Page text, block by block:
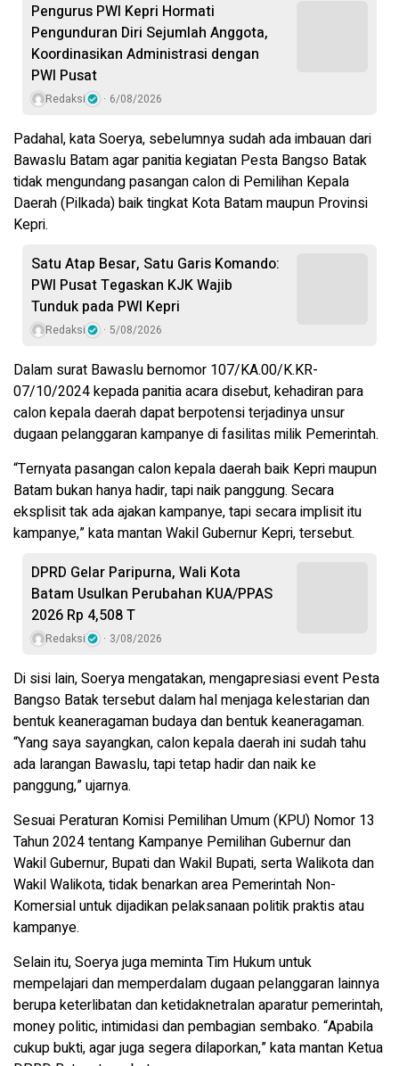
Pengurus PWI Kepri Hormati
Pengunduran Diri Sejumlah Anggota,
Koordinasikan Administrasi dengan
PWI Pusat
Redaksi 6/08/2026
Padahal, kata Soerya, sebelumnya sudah ada imbauan dari
Bawaslu Batam agar panitia kegiatan Pesta Bangso Batak
tidak mengundang pasangan calon di Pemilihan Kepala
Daerah (Pilkada) baik tingkat Kota Batam maupun Provinsi
Kepri.
Satu Atap Besar, Satu Garis Komando:
PWI Pusat Tegaskan KJK Wajib
Tunduk pada PWI Kepri
Redaksi 5/08/2026
Dalam surat Bawaslu bernomor 107/KA.00/K.KR-
07/10/2024 kepada panitia acara disebut, kehadiran para
calon kepala daerah dapat berpotensi terjadinya unsur
dugaan pelanggaran kampanye di fasilitas milik Pemerintah.
“Ternyata pasangan calon kepala daerah baik Kepri maupun
Batam bukan hanya hadir, tapi naik panggung. Secara
eksplisit tak ada ajakan kampanye, tapi secara implisit itu
kampanye,” kata mantan Wakil Gubernur Kepri, tersebut.
DPRD Gelar Paripurna, Wali Kota
Batam Usulkan Perubahan KUA/PPAS
2026 Rp 4,508 T
Redaksi 3/08/2026
Di sisi lain, Soerya mengatakan, mengapresiasi event Pesta
Bangso Batak tersebut dalam hal menjaga kelestarian dan
bentuk keaneragaman budaya dan bentuk keaneragaman.
“Yang saya sayangkan, calon kepala daerah ini sudah tahu
ada larangan Bawaslu, tapi tetap hadir dan naik ke
panggung,” ujarnya.
Sesuai Peraturan Komisi Pemilihan Umum (KPU) Nomor 13
Tahun 2024 tentang Kampanye Pemilihan Gubernur dan
Wakil Gubernur, Bupati dan Wakil Bupati, serta Walikota dan
Wakil Walikota, tidak benarkan area Pemerintah Non-
Komersial untuk dijadikan pelaksanaan politik praktis atau
kampanye.
Selain itu, Soerya juga meminta Tim Hukum untuk
mempelajari dan memperdalam dugaan pelanggaran lainnya
berupa keterlibatan dan ketidaknetralan aparatur pemerintah,
money politic, intimidasi dan pembagian sembako. “Apabila
cukup bukti, agar juga segera dilaporkan,” kata mantan Ketua